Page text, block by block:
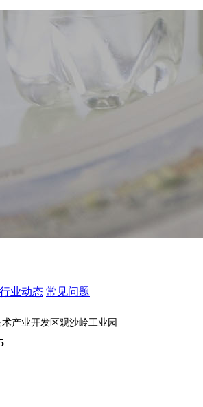
行业动态 常见问题
产业开发区观沙岭工业园